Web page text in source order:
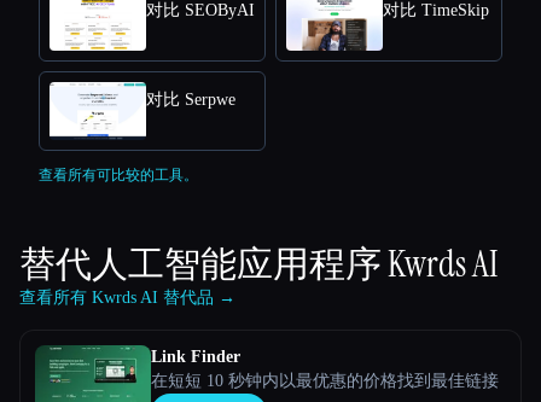
对比 SEOByAI 对比 TimeSkip
对比 Serpwe
查看所有可比较的工具。
替代人工智能应用程序Kwrds AI
查看所有 Kwrds AI 替代品 →
Link Finder
在短短 10 秒钟内以最优惠的价格找到最佳链接